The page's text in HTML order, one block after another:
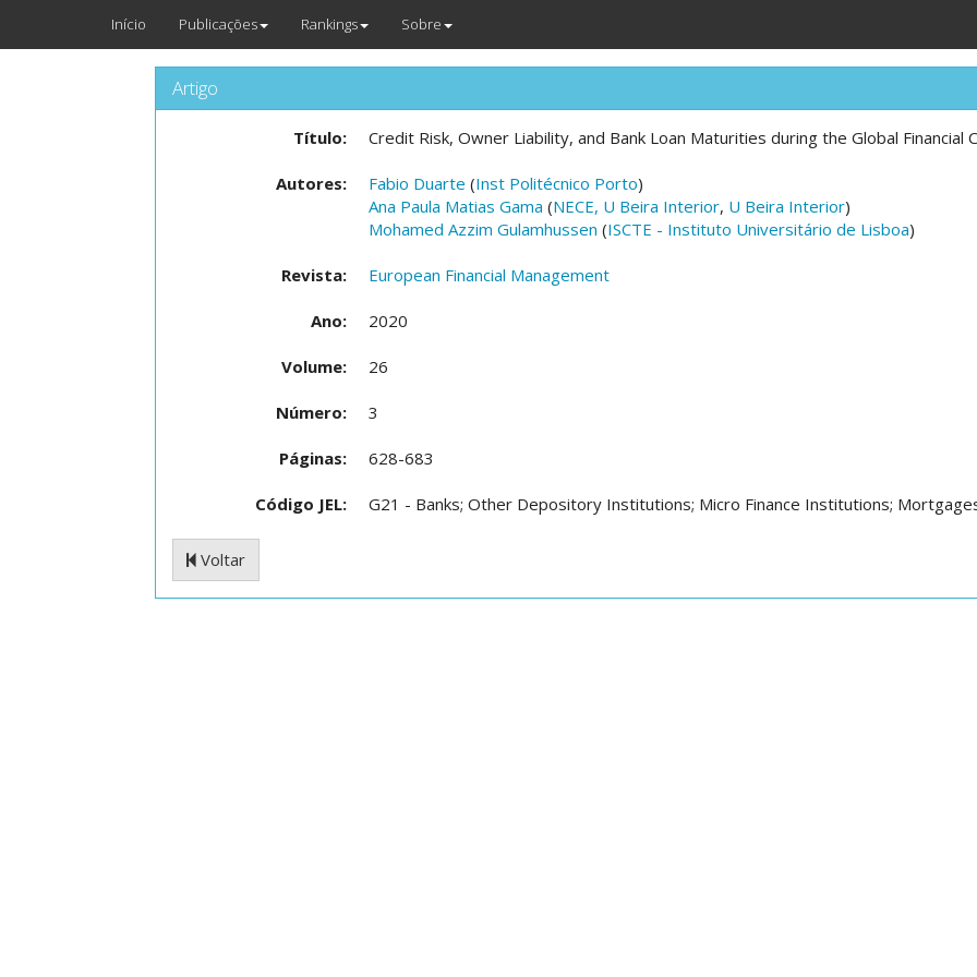
Início Publicações Rankings Sobre
Artigo
Título: Credit Risk, Owner Liability, and Bank Loan Maturities during the Global Financial
Autores: Fabio Duarte (Inst Politécnico Porto)
Ana Paula Matias Gama (NECE, U Beira Interior, U Beira Interior)
Mohamed Azzim Gulamhussen (ISCTE - Instituto Universitário de Lisboa)
Revista: European Financial Management
Ano: 2020
Volume: 26
Número: 3
Páginas: 628-683
Código JEL: G21 - Banks; Other Depository Institutions; Micro Finance Institutions;
Voltar